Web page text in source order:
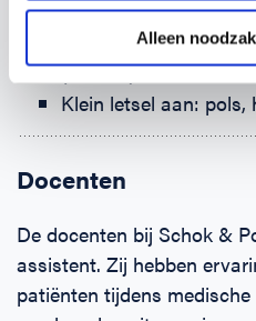
Alleen
Stabiele zijligging
Ernstige bloeding
(Brand-)wonden
Klein letsel aan: pols,
Docenten
De docenten bij Schok &
assistent. Zij hebben
patiënten tijdens